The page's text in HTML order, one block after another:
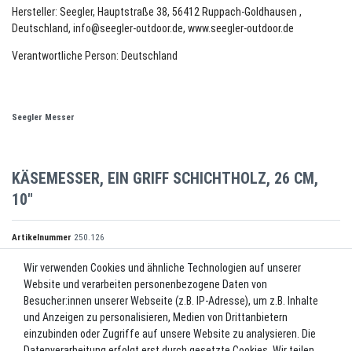
Hersteller: Seegler, Hauptstraße 38, 56412 Ruppach-Goldhausen ,
Deutschland, info@seegler-outdoor.de, www.seegler-outdoor.de
Verantwortliche Person: Deutschland
Seegler Messer
KÄSEMESSER, EIN GRIFF SCHICHTHOLZ, 26 CM,
10"
Artikelnummer 250.126
38,50 EUR*
Wir verwenden Cookies und ähnliche Technologien auf unserer
Website und verarbeiten personenbezogene Daten von
Besucher:innen unserer Webseite (z.B. IP-Adresse), um z.B. Inhalte
und Anzeigen zu personalisieren, Medien von Drittanbietern
einzubinden oder Zugriffe auf unsere Website zu analysieren. Die